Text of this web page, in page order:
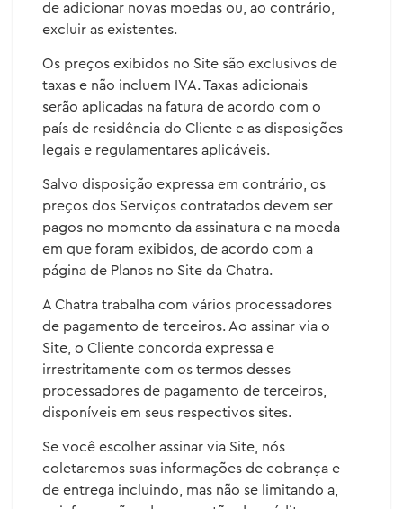
de adicionar novas moedas ou, ao contrário,
excluir as existentes.
Os preços exibidos no Site são exclusivos de
taxas e não incluem IVA. Taxas adicionais
serão aplicadas na fatura de acordo com o
país de residência do Cliente e as disposições
legais e regulamentares aplicáveis.
Salvo disposição expressa em contrário, os
preços dos Serviços contratados devem ser
pagos no momento da assinatura e na moeda
em que foram exibidos, de acordo com a
página de Planos no Site da Chatra.
A Chatra trabalha com vários processadores
de pagamento de terceiros. Ao assinar via o
Site, o Cliente concorda expressa e
irrestritamente com os termos desses
processadores de pagamento de terceiros,
disponíveis em seus respectivos sites.
Se você escolher assinar via Site, nós
coletaremos suas informações de cobrança e
de entrega incluindo, mas não se limitando a,